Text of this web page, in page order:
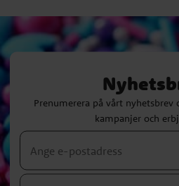
Prenumerera på vårt
kampanjer och